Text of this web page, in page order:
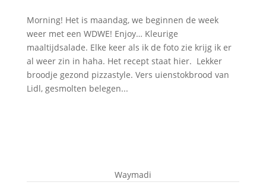
Morning! Het is maandag, we beginnen de week
weer met een WDWE! Enjoy… Kleurige
maaltijdsalade. Elke keer als ik de foto zie krijg ik er
al weer zin in haha. Het recept staat hier. Lekker
broodje gezond pizzastyle. Vers uienstokbrood van
Lidl, gesmolten belegen...
Waymadi